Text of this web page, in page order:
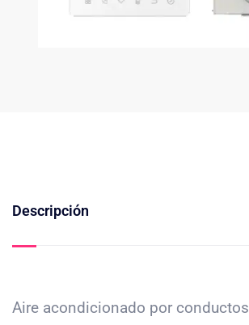
Descripción
Aire acondicionado por conductos